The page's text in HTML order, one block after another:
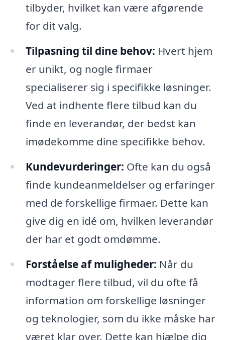
tilbyder, hvilket kan være afgørende
for dit valg.
Tilpasning til dine behov: Hvert hjem
er unikt, og nogle firmaer
specialiserer sig i specifikke løsninger.
Ved at indhente flere tilbud kan du
finde en leverandør, der bedst kan
imødekomme dine specifikke behov.
Kundevurderinger: Ofte kan du også
finde kundeanmeldelser og erfaringer
med de forskellige firmaer. Dette kan
give dig en idé om, hvilken leverandør
der har et godt omdømme.
Forståelse af muligheder: Når du
modtager flere tilbud, vil du ofte få
information om forskellige løsninger
og teknologier, som du ikke måske har
været klar over. Dette kan hjælpe dig